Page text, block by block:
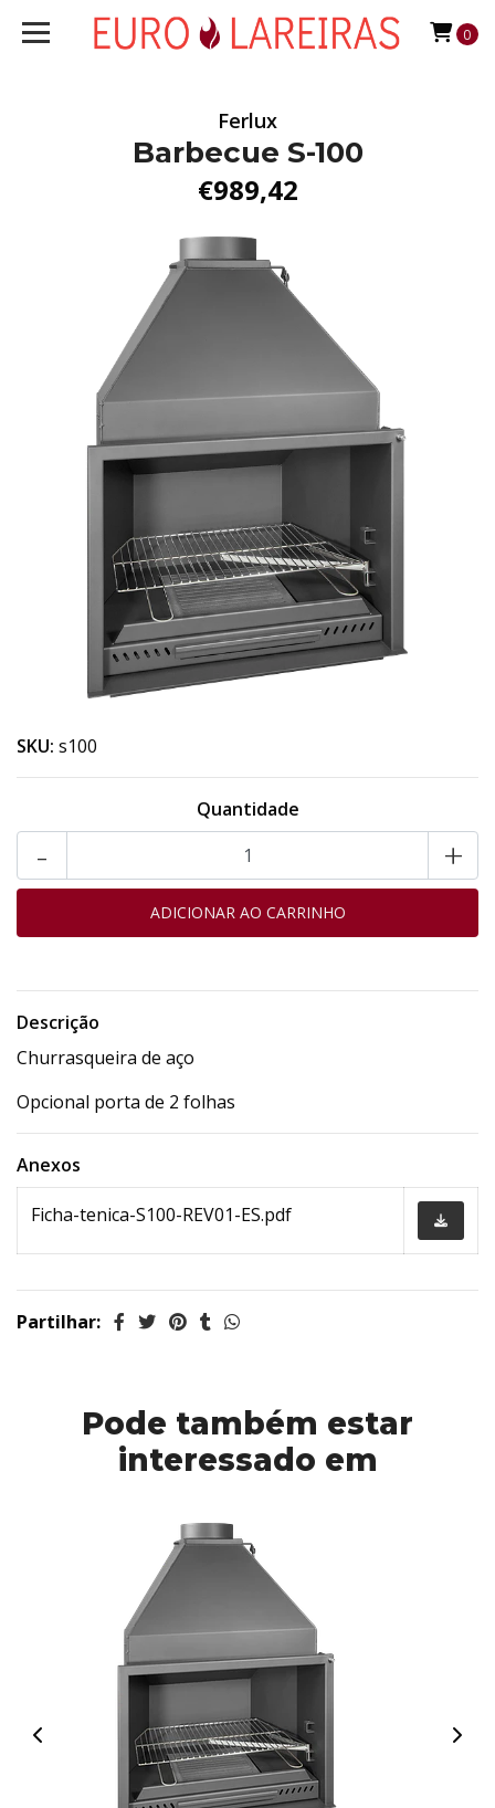
0
Ferlux
Barbecue S-100
€989,42
SKU: s100
Quantidade
- +
Descrição
Churrasqueira de aço
Opcional porta de 2 folhas
Anexos
Ficha-tenica-S100-REV01-ES.pdf
Partilhar:
Pode também estar
interessado em